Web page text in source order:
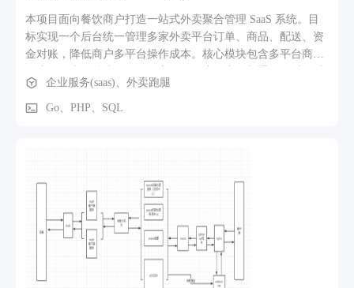
本项目面向餐饮商户打造一站式外卖聚合管理 SaaS 系统。目
标实现一个后台统一管理多家外卖平台订单、商品、配送、资
金对账，降低商户多平台操作成本。核心模块包含多平台商品
账、订单数据统计。业务流程：商户绑定美团、饿了么等外卖
渠道，订单自动同步至后台；可选择平台自有配送或顺丰、达
企业服务(saas)、外卖跑腿
Go、PHP、SQL